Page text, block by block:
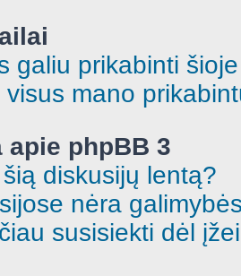
galiu prikabinti
visus mano
phpBB 3
diskusijų lentą?
nėra
susisiekti dėl